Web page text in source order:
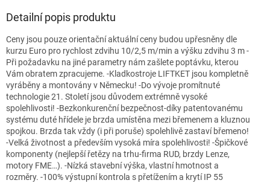
Detailní popis produktu
Ceny jsou pouze orientační aktuální ceny budou upřesněny dle
kurzu Euro pro rychlost zdvihu 10/2,5 m/min a výšku zdvihu 3 m -
Při požadavku na jiné parametry nám zašlete poptávku, kterou
Vám obratem zpracujeme. -Kladkostroje LIFTKET jsou kompletně
vyráběny a montovány v Německu! -Do vývoje promítnuté
technologie 21. Století jsou důvodem extrémně vysoké
spolehlivosti! -Bezkonkurenční bezpečnost-díky patentovanému
systému duté hřídele je brzda umístěna mezi břemenem a kluznou
spojkou. Brzda tak vždy (i při poruše) spolehlivě zastaví břemeno!
-Velká životnost a především vysoká míra spolehlivosti! -Špičkové
komponenty (nejlepší řetězy na trhu-firma RUD, brzdy Lenze,
motory FME…). -Nízká stavební výška, vlastní hmotnost a
rozměry. -100% výstupní kontrola s přetížením a krytí IP 55